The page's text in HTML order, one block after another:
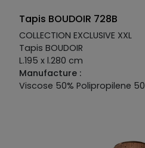
Tapis BOUDOIR 728B
COLLECTION EXCLUSIVE XXL
Tapis BOUDOIR
L.195 x l.280 cm
Manufacture :
Viscose 50% Polipropilene